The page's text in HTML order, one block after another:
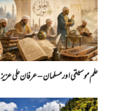
علم موسیقی اور مسلمان – عرفان علی عزیز